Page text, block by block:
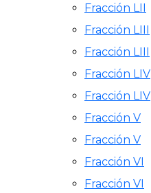
Fracción LII
Fracción LIII
Fracción LIII
Fracción LIV
Fracción LIV
Fracción V
Fracción V
Fracción VI
Fracción VI